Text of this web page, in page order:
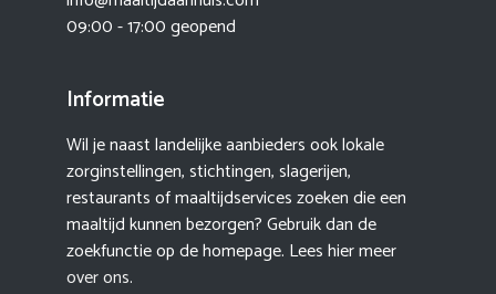
09:00 - 17:00 geopend
Informatie
Wil je naast landelijke aanbieders ook lokale
zorginstellingen, stichtingen, slagerijen,
restaurants of maaltijdservices zoeken die een
maaltijd kunnen bezorgen? Gebruik dan de
zoekfunctie op de homepage. Lees hier meer
over ons.